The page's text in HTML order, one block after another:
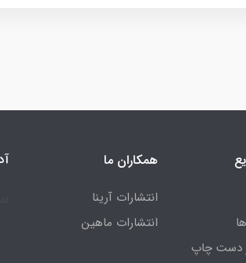
دست چاپ
همکاران ما
انتشارات آرینا
انتشارات ماهین